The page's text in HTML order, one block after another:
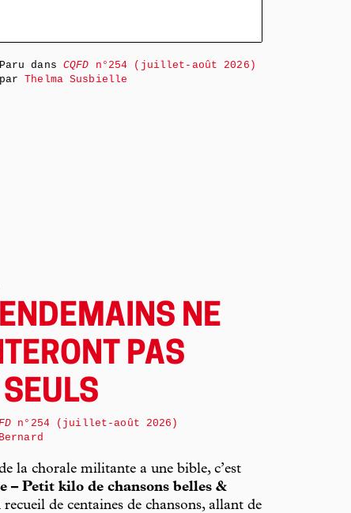
Paru dans CQFD n°254 (juillet-août 2026)
parThelma Susbielle
NE
PAS
SEULS
n°254 (juillet-août 2026)
la chorale militante a une bible, c’est
– Petit kilo de chansons belles &
recueil de centaines de chansons, allant de